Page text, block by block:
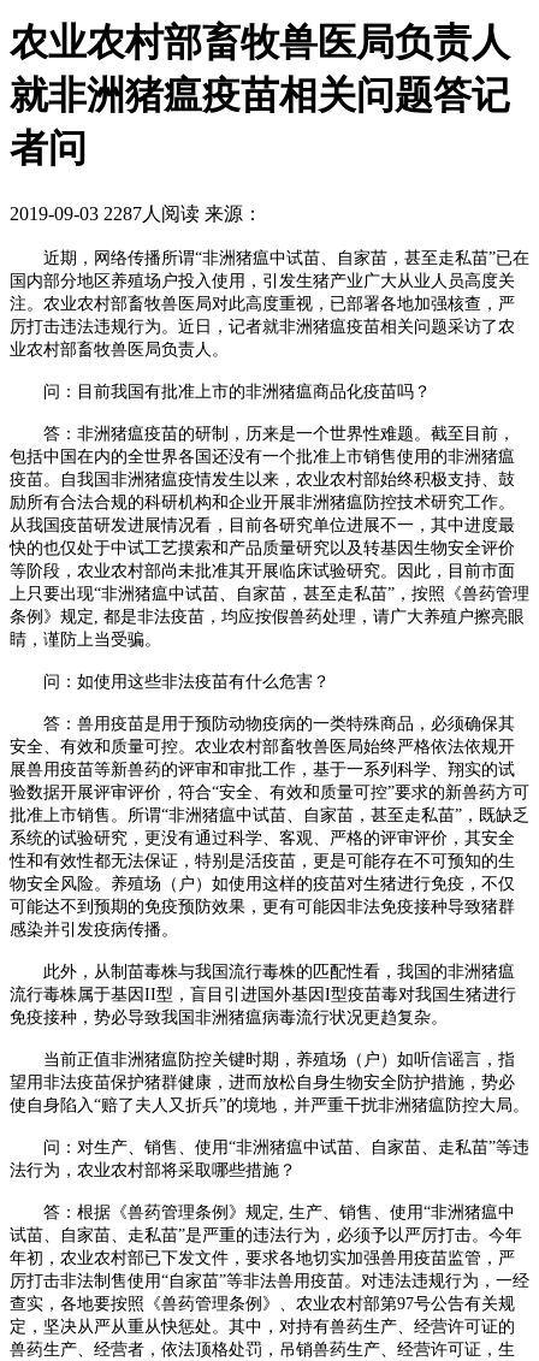
农业农村部畜牧兽医局负责人
就非洲猪瘟疫苗相关问题答记
者问
2019-09-03 2287人阅读 来源：
近期，网络传播所谓“非洲猪瘟中试苗、自家苗，甚至走私苗”已在
国内部分地区养殖场户投入使用，引发生猪产业广大从业人员高度关
注。农业农村部畜牧兽医局对此高度重视，已部署各地加强核查，严
厉打击违法违规行为。近日，记者就非洲猪瘟疫苗相关问题采访了农
业农村部畜牧兽医局负责人。
问：目前我国有批准上市的非洲猪瘟商品化疫苗吗？
答：非洲猪瘟疫苗的研制，历来是一个世界性难题。截至目前，
包括中国在内的全世界各国还没有一个批准上市销售使用的非洲猪瘟
疫苗。自我国非洲猪瘟疫情发生以来，农业农村部始终积极支持、鼓
励所有合法合规的科研机构和企业开展非洲猪瘟防控技术研究工作。
从我国疫苗研发进展情况看，目前各研究单位进展不一，其中进度最
快的也仅处于中试工艺摸索和产品质量研究以及转基因生物安全评价
等阶段，农业农村部尚未批准其开展临床试验研究。因此，目前市面
上只要出现“非洲猪瘟中试苗、自家苗，甚至走私苗”，按照《兽药管理
条例》规定, 都是非法疫苗，均应按假兽药处理，请广大养殖户擦亮眼
睛，谨防上当受骗。
问：如使用这些非法疫苗有什么危害？
答：兽用疫苗是用于预防动物疫病的一类特殊商品，必须确保其
安全、有效和质量可控。农业农村部畜牧兽医局始终严格依法依规开
展兽用疫苗等新兽药的评审和审批工作，基于一系列科学、翔实的试
验数据开展评审评价，符合“安全、有效和质量可控”要求的新兽药方可
批准上市销售。所谓“非洲猪瘟中试苗、自家苗，甚至走私苗”，既缺乏
系统的试验研究，更没有通过科学、客观、严格的评审评价，其安全
性和有效性都无法保证，特别是活疫苗，更是可能存在不可预知的生
物安全风险。养殖场（户）如使用这样的疫苗对生猪进行免疫，不仅
可能达不到预期的免疫预防效果，更有可能因非法免疫接种导致猪群
感染并引发疫病传播。
此外，从制苗毒株与我国流行毒株的匹配性看，我国的非洲猪瘟
流行毒株属于基因II型，盲目引进国外基因I型疫苗毒对我国生猪进行
免疫接种，势必导致我国非洲猪瘟病毒流行状况更趋复杂。
当前正值非洲猪瘟防控关键时期，养殖场（户）如听信谣言，指
望用非法疫苗保护猪群健康，进而放松自身生物安全防护措施，势必
使自身陷入“赔了夫人又折兵”的境地，并严重干扰非洲猪瘟防控大局。
问：对生产、销售、使用“非洲猪瘟中试苗、自家苗、走私苗”等违
法行为，农业农村部将采取哪些措施？
答：根据《兽药管理条例》规定, 生产、销售、使用“非洲猪瘟中
试苗、自家苗、走私苗”是严重的违法行为，必须予以严厉打击。今年
年初，农业农村部已下发文件，要求各地切实加强兽用疫苗监管，严
厉打击非法制售使用“自家苗”等非法兽用疫苗。对违法违规行为，一经
查实，各地要按照《兽药管理条例》、农业农村部第97号公告有关规
定，坚决从严从重从快惩处。其中，对持有兽药生产、经营许可证的
兽药生产、经营者，依法顶格处罚，吊销兽药生产、经营许可证，生